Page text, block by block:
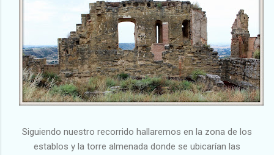
Siguiendo nuestro recorrido hallaremos en la zona de los
establos y la torre almenada donde se ubicarían las